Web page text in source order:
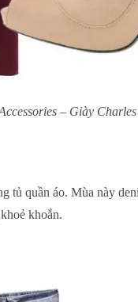
– Giày
tủ quần áo. Mùa này
khoắn.